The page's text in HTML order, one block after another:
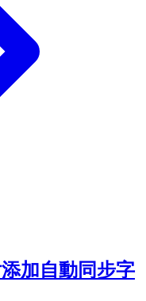
加自動同步字